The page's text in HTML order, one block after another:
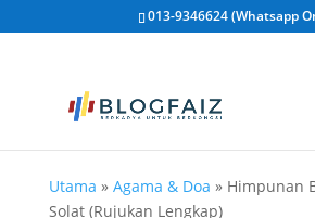
013-9346624 (Whatsapp
Utama » Agama & Doa » Himpunan
Solat (Rujukan Lengkap)